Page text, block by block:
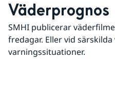
Väderprognos
SMHI publicerar
fredagar. Eller vid
varningssituationer.